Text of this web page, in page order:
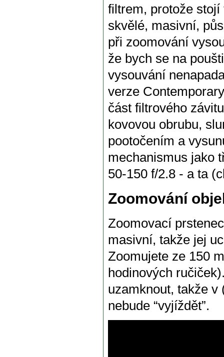
filtrem, protože
skvělé, masivní,
při zoomování
že bych se na
vysouvání
verze
část filtrového
kovovou obrubu,
pootočením a
mechanismus jako
50-150 f/2.8 - a ta
Zoomování
Zoomovací
masivní, takže jej
Zoomujete ze 150
hodinových
uzamknout, takže v
nebude “vyjíždět”.